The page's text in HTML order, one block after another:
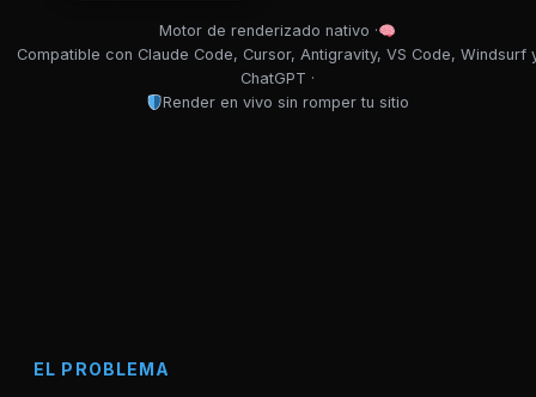
Motor de renderizado nativo ·
Compatible con Claude Code, Cursor, Antigravity, VS Code, Windsurf
ChatGPT ·
Render en vivo sin romper tu sitio
EL PROBLEMA